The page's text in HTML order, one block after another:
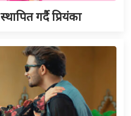
गर्दै प्रियंका